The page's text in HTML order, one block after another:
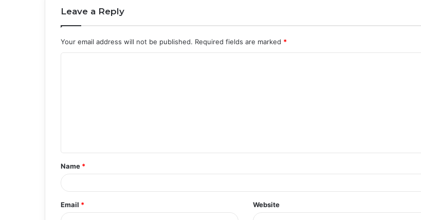
Leave a Reply
Your email address will not be published. Required fields are marked *
t
*
Name *
Email * Website